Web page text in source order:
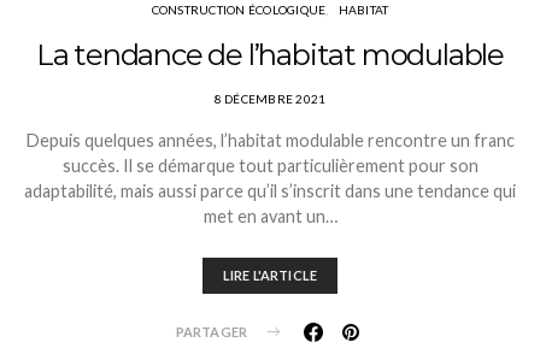
CONSTRUCTION ÉCOLOGIQUE HABITAT
La tendance de l’habitat modulable
8 DÉCEMBRE 2021
Depuis quelques années, l’habitat modulable rencontre un franc
succès. Il se démarque tout particulièrement pour son
adaptabilité, mais aussi parce qu’il s’inscrit dans une tendance qui
met en avant un…
LIRE L'ARTICLE
PARTAGER